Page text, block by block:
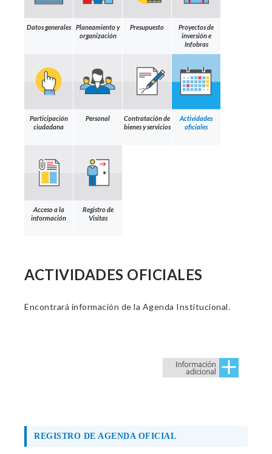
Datos generales
Planeamiento y
organización
Presupuesto
Proyectos de
inversión e
Infobras
Participación
ciudadana
Personal
Contratación de
bienes y servicios
Actividades
oficiales
Acceso a la
información
Registro de
Visitas
ACTIVIDADES OFICIALES
Encontrará información de la Agenda Institucional.
REGISTRO DE AGENDA OFICIAL